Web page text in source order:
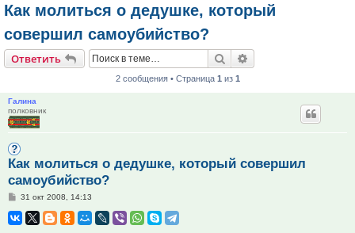
Как молиться о дедушке, который
совершил самоубийство?
Ответить Поиск
2 сообщения • Страница 1 из 1
Галина
полковник
Как молиться о дедушке, который совершил
самоубийство?
Сообщение
31 окт 2008, 14:13